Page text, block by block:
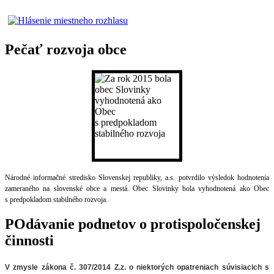
Pečať rozvoja obce
Národné informačné stredisko Slovenskej republiky, a.s. potvrdilo výsledok hodnotenia
zameraného na slovenské obce a mestá. Obec Slovinky bola vyhodnotená ako Obec
s predpokladom stabilného rozvoja.
POdávanie podnetov o protispoločenskej
činnosti
V zmysle zákona č. 307/2014 Z.z. o niektorých opatreniach súvisiacich s